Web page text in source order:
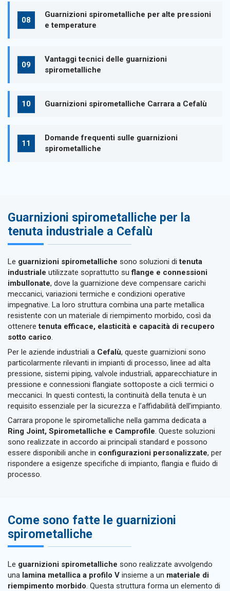
Guarnizioni spirometalliche per alte pressioni
e temperature
Vantaggi tecnici delle guarnizioni
spirometalliche
Guarnizioni spirometalliche Carrara a Cefalù
Domande frequenti sulle guarnizioni
spirometalliche
Guarnizioni spirometalliche per la
tenuta industriale a Cefalù
Le guarnizioni spirometalliche sono soluzioni ditenuta
industriale utilizzate soprattutto suflange e connessioni
imbullonate, dove la guarnizione deve compensare carichi
meccanici, variazioni termiche e condizioni operative
impegnative. La loro struttura combina una parte metallica
resistente con un materiale di riempimento morbido, così da
otteneretenuta efficace, elasticità e capacità di recupero
sotto carico.
Per le aziende industriali a Cefalù, queste guarnizioni sono
particolarmente rilevanti in impianti di processo, linee ad alta
pressione, sistemi piping, valvole industriali, apparecchiature in
pressione e connessioni flangiate sottoposte a cicli termici o
meccanici. In questi contesti, la continuità della tenuta è un
requisito essenziale per la sicurezza e l’affidabilità dell’impianto.
Carrara propone le spirometalliche nella gamma dedicata a
Ring Joint, Spirometalliche e Camprofile. Queste soluzioni
sono realizzate in accordo ai principali standard e possono
essere disponibili anche in configurazioni personalizzate, per
rispondere a esigenze specifiche di impianto, flangia e fluido di
processo.
Come sono fatte le guarnizioni
spirometalliche
Le guarnizioni spirometalliche sono realizzate avvolgendo
una lamina metallica a profilo V insieme a un materiale di
riempimento morbido. Questa struttura forma un elemento di